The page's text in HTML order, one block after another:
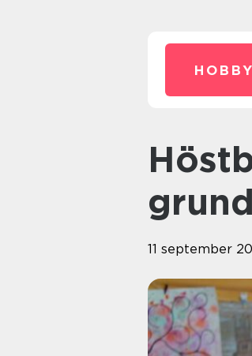
Höstblåsor hos barn: En
11 september